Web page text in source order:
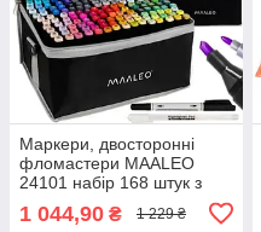
Маркери, двосторонні
фломастери MAALEO
24101 набір 168 штук з
1 044,90 ₴ 1 229 ₴